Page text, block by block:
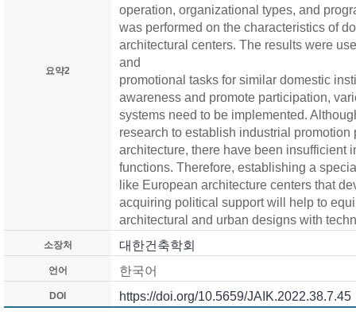
요약2
operation, organizational types, and
was performed on the characteristics of
architectural centers. The results were
and
promotional tasks for similar domestic
awareness and promote participation,
systems need to be implemented.
research to establish industrial
architecture, there have been insufficient
functions. Therefore, establishing a
like European architecture centers that
acquiring political support will help to
architectural and urban designs with
소장처 대한건축학회
언어 한국어
DOI https://doi.org/10.5659/JAIK.2022.38.7.45